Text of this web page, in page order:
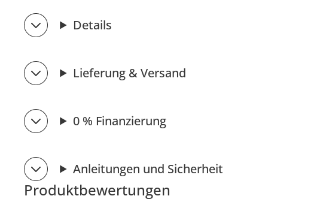
Details
Lieferung & Versand
0 % Finanzierung
Anleitungen und Sicherheit
Produktbewertungen